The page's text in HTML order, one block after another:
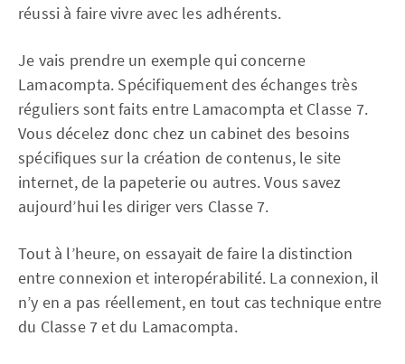
réussi à faire vivre avec les adhérents.
Je vais prendre un exemple qui concerne
Lamacompta. Spécifiquement des échanges très
réguliers sont faits entre Lamacompta et Classe 7.
Vous décelez donc chez un cabinet des besoins
spécifiques sur la création de contenus, le site
internet, de la papeterie ou autres. Vous savez
aujourd’hui les diriger vers Classe 7.
Tout à l’heure, on essayait de faire la distinction
entre connexion et interopérabilité. La connexion, il
n’y en a pas réellement, en tout cas technique entre
du Classe 7 et du Lamacompta.